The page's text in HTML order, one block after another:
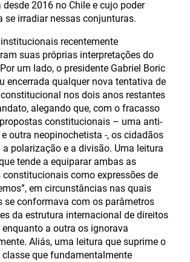
2016 no Chile e cujo poder
se irradiar nessas conjunturas.
recentemente
suas próprias interpretações do
um lado, o presidente Gabriel Boric
encerrada qualquer nova tentativa de
nos dois anos restantes
alegando que, com o fracasso
constitucionais – uma anti-
outra neopinochetista -, os cidadãos
a polarização e a divisão. Uma leitura
tende a equiparar ambas as
constitucionais como expressões de
em circunstâncias nas quais
se conformava com os parâmetros
da estrutura internacional de direitos
enquanto a outra os ignorava
Aliás, uma leitura que suprime o
classe que fundamentalmente